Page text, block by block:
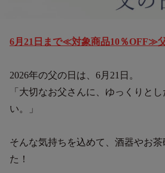
6月21日まで≪対象商品10％OFF≫
2026年の父の日は、6月21日。
「大切なお父さんに、ゆっくりと
い。」
そんな気持ちを込めて、酒器やお
た！